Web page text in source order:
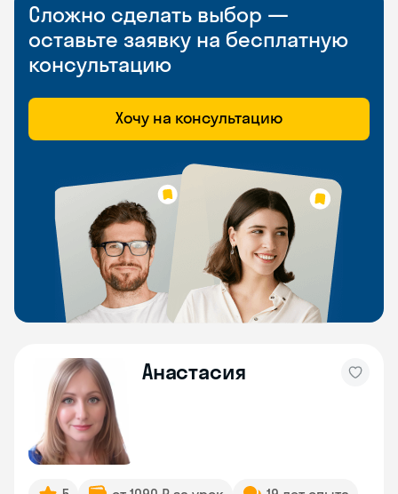
Сложно сделать выбор —
оставьте заявку на бесплатную
консультацию
Хочу на консультацию
Анастасия